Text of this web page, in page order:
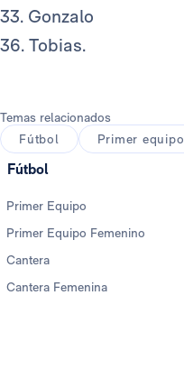
33. Gonzalo
36. Tobias.
Temas relacionados
Fútbol
Primer equipo
Fútbol
Primer Equipo
Primer Equipo Femenino
Cantera
Cantera Femenina